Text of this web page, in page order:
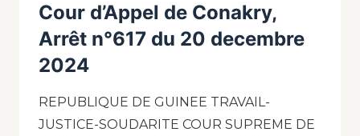
Cour d’Appel de Conakry,
Arrêt n°617 du 20 decembre
2024
REPUBLIQUE DE GUINEE TRAVAIL-
JUSTICE-SOUDARITE COUR SUPREME DE